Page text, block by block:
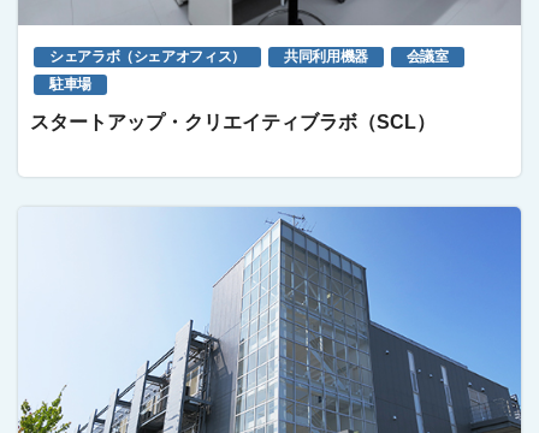
シェアラボ（シェアオフィス） 共同利用機器
会議室
駐車場
スタートアップ・クリエイティブラボ（SCL）